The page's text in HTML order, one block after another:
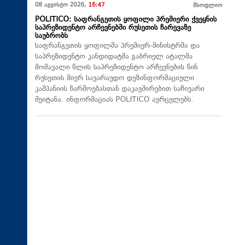
08 აგვისტო 2026, 16:47 მსოფლიო
POLITICO: საფრანგეთის ყოფილი პრემიერი ქვეყნის
საპრეზიდენტო არჩევნებში რუსეთის ჩარევაზე
საუბრობს
საფრანგეთის ყოფილმა პრემიერ-მინისტრმა და
საპრეზიდენტო კანდიდატმა გაბრიელ ატალმა
მომავალი წლის საპრეზიდენტო არჩევნების წინ
რუსეთის მიერ სავარაუდო დეზინფორმაციული
კამპანიის წარმოებასთან დაკავშირებით საჩივარი
შეიტანა. ინფორმაციას POLITICO ავრცელებს.